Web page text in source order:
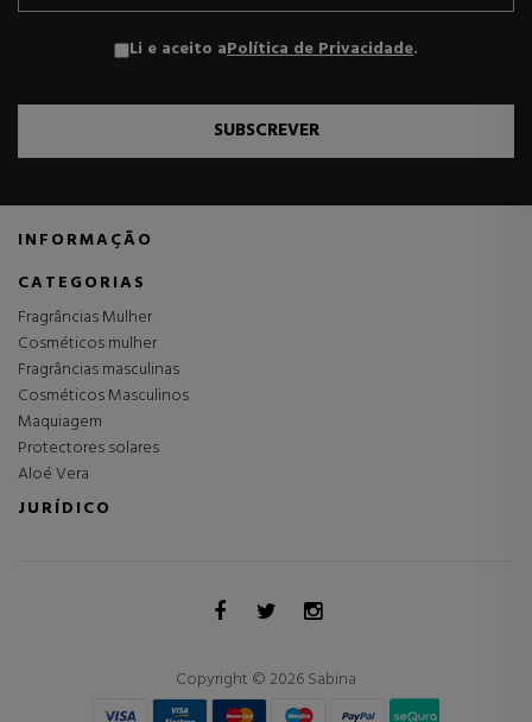
Li e aceito aPolítica de Privacidade.
SUBSCREVER
INFORMAÇÃO
CATEGORIAS
Fragrâncias Mulher
Cosméticos mulher
Fragrâncias masculinas
Cosméticos Masculinos
Maquiagem
Protectores solares
Aloé Vera
JURÍDICO
Copyright © 2026 Sabina